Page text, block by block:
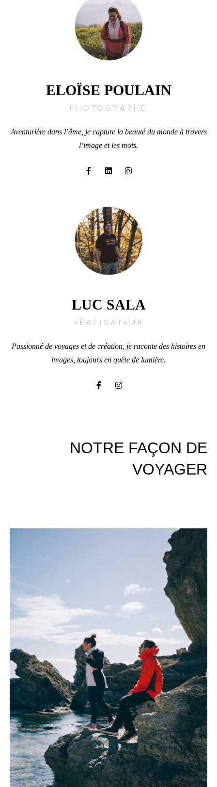
ELOÏSE POULAIN
PHOTOGRAPHE
Aventurière dans l’âme, je capture la beauté du monde à travers
l’image et les mots.
LUC SALA
RÉALISATEUR
Passionné de voyages et de création, je raconte des histoires en
images, toujours en quête de lumière.
NOTRE FAÇON DE
VOYAGER